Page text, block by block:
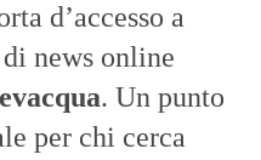
d’accesso a
news online
. Un punto
per chi cerca